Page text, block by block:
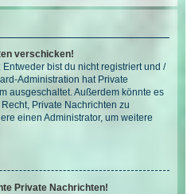
verschicken!
bist du nicht registriert und /
Administration hat Private
ausgeschaltet. Außerdem könnte es
Private Nachrichten zu
einen Administrator, um weitere
Private Nachrichten!